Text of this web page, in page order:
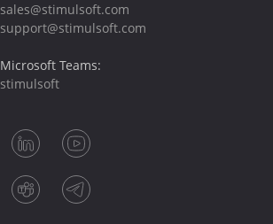
sales@stimulsoft.com
support@stimulsoft.com
Microsoft Teams:
stimulsoft